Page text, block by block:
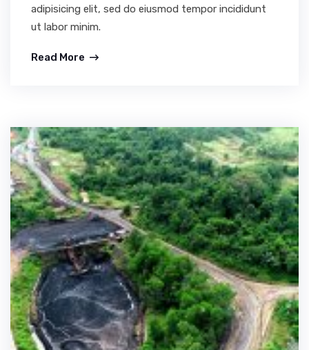
adipisicing elit, sed do eiusmod tempor incididunt
ut labor minim.
Read More